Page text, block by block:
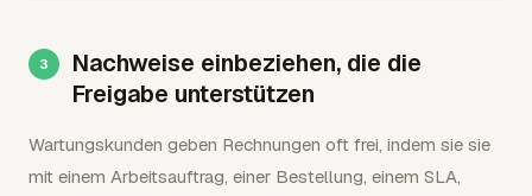
Nachweise einbeziehen, die die
Freigabe unterstützen
Wartungskunden geben Rechnungen oft frei, indem sie sie
mit einem Arbeitsauftrag, einer Bestellung, einem SLA,